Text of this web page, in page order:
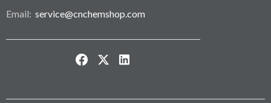
Email: service@cnchemshop.com